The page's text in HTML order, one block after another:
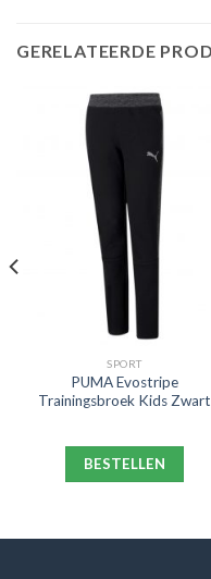
GERELATEERDE
SPORT
PUMA Evostripe
Trainingsbroek Kids Zwart
BESTELLEN